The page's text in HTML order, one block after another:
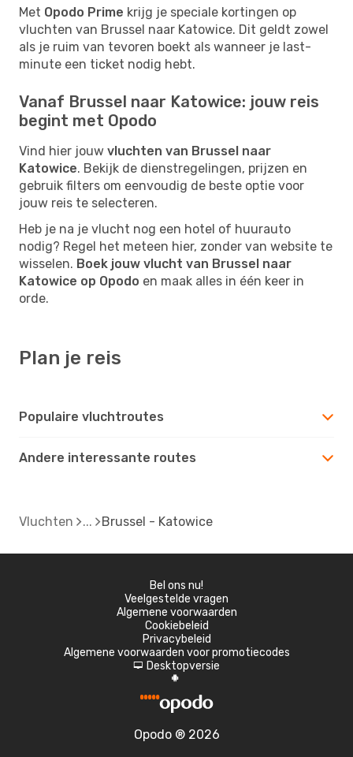
Met Opodo Prime krijg je speciale kortingen op
vluchten van Brussel naar Katowice. Dit geldt zowel
als je ruim van tevoren boekt als wanneer je last-
minute een ticket nodig hebt.
Vanaf Brussel naar Katowice: jouw reis
begint met Opodo
Vind hier jouw vluchten van Brussel naar
Katowice. Bekijk de dienstregelingen, prijzen en
gebruik filters om eenvoudig de beste optie voor
jouw reis te selecteren.
Heb je na je vlucht nog een hotel of huurauto
nodig? Regel het meteen hier, zonder van website te
wisselen. Boek jouw vlucht van Brussel naar
Katowice op Opodo en maak alles in één keer in
orde.
Plan je reis
Populaire vluchtroutes
Andere interessante routes
Vluchten Brussel - Katowice
Bel ons nu!
Veelgestelde vragen
Algemene voorwaarden
Cookiebeleid
Privacybeleid
Algemene voorwaarden voor promotiecodes
d Desktopversie
A
Opodo ® 2026